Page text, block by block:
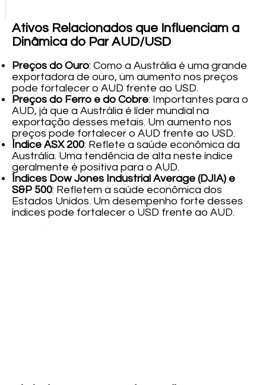
Ativos Relacionados que Influenciam a
Dinâmica do Par AUD/USD
Preços do Ouro: Como a Austrália é uma grande
exportadora de ouro, um aumento nos preços
pode fortalecer o AUD frente ao USD.
Preços do Ferro e do Cobre: Importantes para o
AUD, já que a Austrália é líder mundial na
exportação desses metais. Um aumento nos
preços pode fortalecer o AUD frente ao USD.
Índice ASX 200: Reflete a saúde econômica da
Austrália. Uma tendência de alta neste índice
geralmente é positiva para o AUD.
Índices Dow Jones Industrial Average (DJIA) e
S&P 500: Refletem a saúde econômica dos
Estados Unidos. Um desempenho forte desses
índices pode fortalecer o USD frente ao AUD.